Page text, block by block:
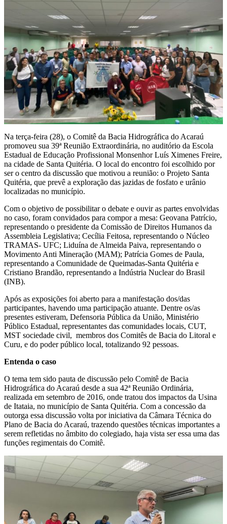
Na terça-feira (28), o Comitê da Bacia Hidrográfica do Acaraú
promoveu sua 39ª Reunião Extraordinária, no auditório da Escola
Estadual de Educação Profissional Monsenhor Luís Ximenes Freire,
na cidade de Santa Quitéria. O local do encontro foi escolhido por
ser o centro da discussão que motivou a reunião: o Projeto Santa
Quitéria, que prevê a exploração das jazidas de fosfato e urânio
localizadas no município.
Com o objetivo de possibilitar o debate e ouvir as partes envolvidas
no caso, foram convidados para compor a mesa: Geovana Patrício,
representando o presidente da Comissão de Direitos Humanos da
Assembleia Legislativa; Cecília Feitosa, representando o Núcleo
TRAMAS- UFC; Liduína de Almeida Paiva, representando o
Movimento Anti Mineração (MAM); Patrícia Gomes de Paula,
representando a Comunidade de Queimadas-Santa Quitéria e
Cristiano Brandão, representando a Indústria Nuclear do Brasil
(INB).
Após as exposições foi aberto para a manifestação dos/das
participantes, havendo uma participação atuante. Dentre os/as
presentes estiveram, Defensoria Pública da União, Ministério
Público Estadual, representantes das comunidades locais, CUT,
MST sociedade civil, membros dos Comitês de Bacia do Litoral e
Curu, e do poder público local, totalizando 92 pessoas.
Entenda o caso
O tema tem sido pauta de discussão pelo Comitê de Bacia
Hidrográfica do Acaraú desde a sua 42ª Reunião Ordinária,
realizada em setembro de 2016, onde tratou dos impactos da Usina
de Itataia, no município de Santa Quitéria. Com a concessão da
outorga essa discussão volta por iniciativa da Câmara Técnica do
Plano de Bacia do Acaraú, trazendo questões técnicas importantes a
serem refletidas no âmbito do colegiado, haja vista ser essa uma das
funções regimentais do Comitê.